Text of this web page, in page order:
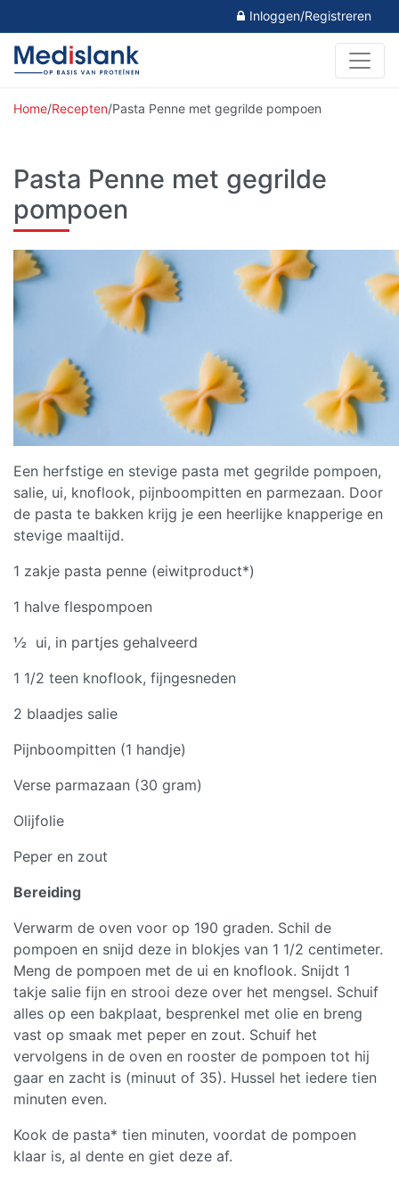
Inloggen/Registreren
Home/Recepten/Pasta Penne met gegrilde pompoen
Pasta Penne met gegrilde
pompoen
Een herfstige en stevige pasta met gegrilde pompoen,
salie, ui, knoflook, pijnboompitten en parmezaan. Door
de pasta te bakken krijg je een heerlijke knapperige en
stevige maaltijd.
1 zakje pasta penne (eiwitproduct*)
1 halve flespompoen
½ ui, in partjes gehalveerd
1 1/2 teen knoflook, fijngesneden
2 blaadjes salie
Pijnboompitten (1 handje)
Verse parmazaan (30 gram)
Olijfolie
Peper en zout
Bereiding
Verwarm de oven voor op 190 graden. Schil de
pompoen en snijd deze in blokjes van 1 1/2 centimeter.
Meng de pompoen met de ui en knoflook. Snijdt 1
takje salie fijn en strooi deze over het mengsel. Schuif
alles op een bakplaat, besprenkel met olie en breng
vast op smaak met peper en zout. Schuif het
vervolgens in de oven en rooster de pompoen tot hij
gaar en zacht is (minuut of 35). Hussel het iedere tien
minuten even.
Kook de pasta* tien minuten, voordat de pompoen
klaar is, al dente en giet deze af.